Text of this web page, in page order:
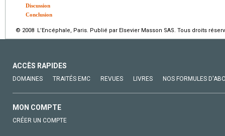
Discussion
Conclusion
© 2008 L’Encéphale, Paris. Publié par Elsevier Masson SAS. Tous droits
ACCÈS RAPIDES
DOMAINES TRAITÉS EMC REVUES LIVRES NOS FORMULES
MON COMPTE
CRÉER UN COMPTE